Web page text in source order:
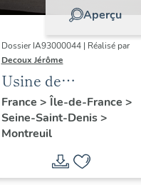
Aperçu
Dossier IA93000044 | Réalisé par
Decoux Jérôme
Usine de
construction
automobile SDA,
actuellement hôtel
industriel
France > Île-de-France >
Seine-Saint-Denis>
Montreuil